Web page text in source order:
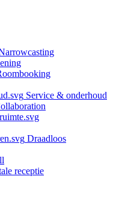
Service & onderhoud
Draadloos
receptie